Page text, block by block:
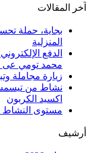
آخر المقالات
بجاية، حملة
المنزلية
الدفع
محمد تومي عى
زيارة مجاملة
نشاط من
اكسيد الكربون
مستوى النشاط
أرشيف